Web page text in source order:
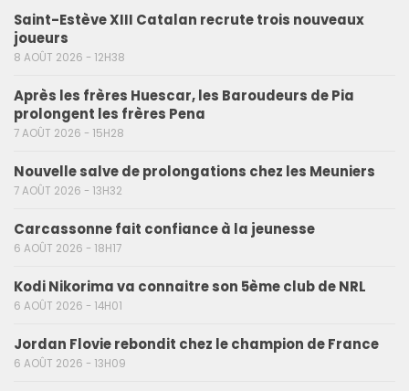
Saint-Estève XIII Catalan recrute trois nouveaux
joueurs
8 AOÛT 2026 - 12H38
Après les frères Huescar, les Baroudeurs de Pia
prolongent les frères Pena
7 AOÛT 2026 - 15H28
Nouvelle salve de prolongations chez les Meuniers
7 AOÛT 2026 - 13H32
Carcassonne fait confiance à la jeunesse
6 AOÛT 2026 - 18H17
Kodi Nikorima va connaitre son 5ème club de NRL
6 AOÛT 2026 - 14H01
Jordan Flovie rebondit chez le champion de France
6 AOÛT 2026 - 13H09